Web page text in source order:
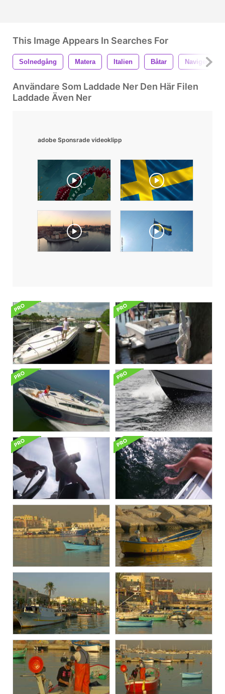
This Image Appears In Searches For
Solnedgång Matera Italien Båtar Navigera
Användare Som Laddade Ner Den Här Filen
Laddade Även Ner
adobe Sponsrade videoklipp